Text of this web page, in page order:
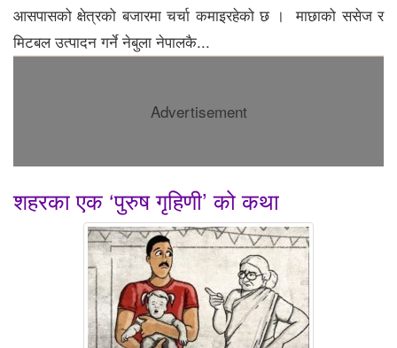
आसपासको क्षेत्रको बजारमा चर्चा कमाइरहेको छ । माछाको ससेज र
मिटबल उत्पादन गर्ने नेबुला नेपालकै...
Advertisement
शहरका एक ‘पुरुष गृहिणी’ को कथा